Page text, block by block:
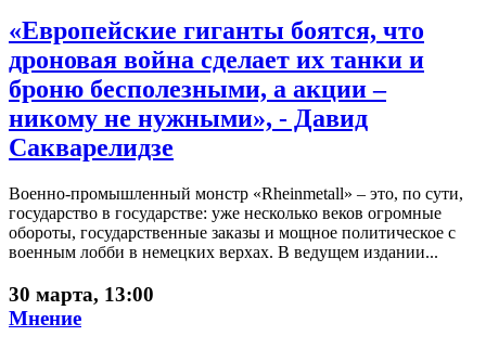
«Европейские гиганты боятся, что
дроновая война сделает их танки и
броню бесполезными, а акции –
никому не нужными», - Давид
Сакварелидзе
Военно-промышленный монстр «Rheinmetall» – это, по сути,
государство в государстве: уже несколько веков огромные
обороты, государственные заказы и мощное политическое с
военным лобби в немецких верхах. В ведущем издании...
30 марта, 13:00
Мнение